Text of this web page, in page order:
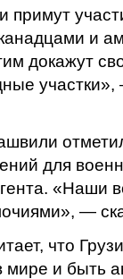
примут
и
докажут
для
«Наши
—
что
мире и быть